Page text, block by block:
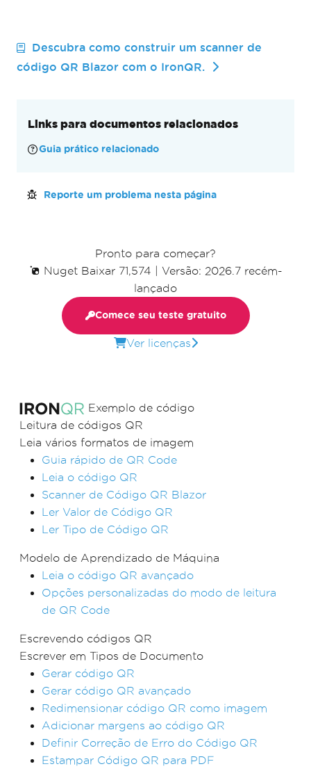
Exemplo de código
Leitura de códigos QR
Leia vários formatos de imagem
Guia rápido de QR Code
Leia o código QR
Scanner de Código QR Blazor
Ler Valor de Código QR
Ler Tipo de Código QR
Modelo de Aprendizado de Máquina
Leia o código QR avançado
Opções personalizadas do modo de leitura
de QR Code
Escrevendo códigos QR
Escrever em Tipos de Documento
Gerar código QR
Gerar código QR avançado
Redimensionar código QR como imagem
Adicionar margens ao código QR
Definir Correção de Erro do Código QR
Estampar Código QR para PDF
Descubra como construir um scanner de
código QR Blazor com o IronQR.
Links para documentos relacionados
Guia prático relacionado
Reporte um problema nesta página
Pronto para começar?
Nuget Baixar 71,574
Versão: 2026.7 recém-
lançado
Comece seu teste gratuito
Ver licenças